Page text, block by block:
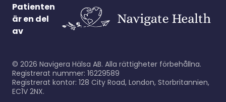
Patienten
är en del
av
© 2026 Navigera Hälsa AB. Alla rättigheter förbehållna.
Registrerat nummer: 16229589
Registrerat kontor: 128 City Road, London, Storbritannien,
EC1V 2NX.